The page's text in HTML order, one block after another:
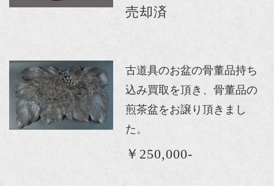
売却済
古道具のお盆の骨董品持ち
込み買取を頂き、骨董品の
煎茶盆をお譲り頂きまし
た。
￥250,000-